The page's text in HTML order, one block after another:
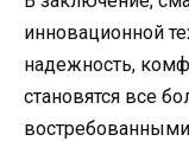
инновационной
надежность,
становятся все